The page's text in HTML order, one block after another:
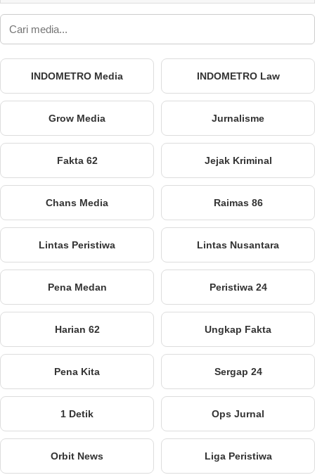
INDOMETRO Media INDOMETRO Law
Grow Media Jurnalisme
Fakta 62 Jejak Kriminal
Chans Media Raimas 86
Lintas Peristiwa Lintas Nusantara
Pena Medan Peristiwa 24
Harian 62 Ungkap Fakta
Pena Kita Sergap 24
1 Detik Ops Jurnal
Orbit News Liga Peristiwa